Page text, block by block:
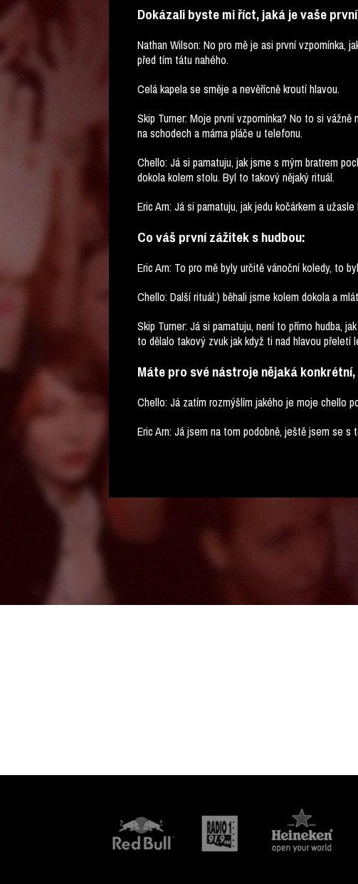
Dokázali byste mi říct, jaká je vaše
Nathan Wilson: No pro mě je asi první vzpomínka,
před tím tátu nahého.
Celá kapela se směje a nevěřícně kroutí hlavou.
Skip Turner: Moje první vzpomínka? No to si
na schodech a máma pláče u telefonu.
Chello: Já si pamatuju, jak jsme s mým bratrem
dokola kolem stolu. Byl to takový nějaký rituál.
Eric Arn: Já si pamatuju, jak jedu kočárkem a
Co váš první zážitek s hudbou:
Eric Arn: To pro mě byly určitě vánoční koledy, to
Chello: Další rituál:) běhali jsme kolem dokola a
Skip Turner: Já si pamatuju, není to přímo hudba,
to dělalo takový zvuk jak když ti nad hlavou přeletí
Máte pro své nástroje nějaká
Chello: Já zatím rozmýšlím jakého je moje chello
Eric Arn: Já jsem na tom podobně, ještě jsem se